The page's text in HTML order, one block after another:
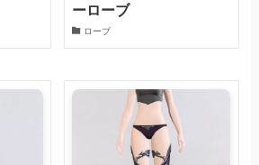
ーローブ
ローブ